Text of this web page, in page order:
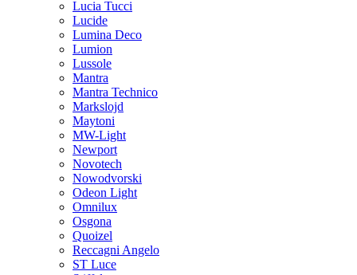
Lucia Tucci
Lucide
Lumina Deco
Lumion
Lussole
Mantra
Mantra Technico
Markslojd
Maytoni
MW-Light
Newport
Novotech
Nowodvorski
Odeon Light
Omnilux
Osgona
Quoizel
Reccagni Angelo
ST Luce